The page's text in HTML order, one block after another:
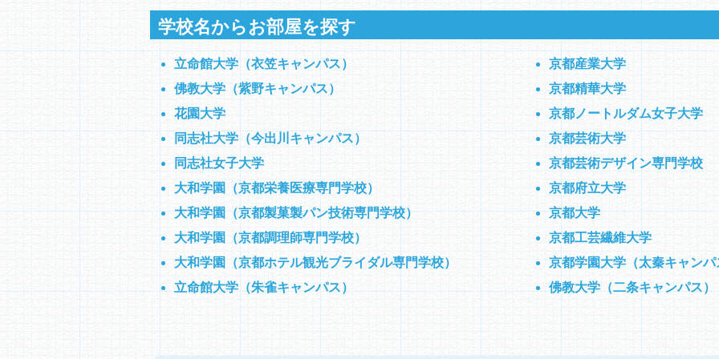
学校名からお部屋を探す
立命館大学（衣笠キャンパス）
京都産業大学
佛教大学（紫野キャンパス）
京都精華大学
花園大学
京都ノートルダム女子大学
同志社大学（今出川キャンパス）
京都芸術大学
同志社女子大学
京都芸術デザイン専門学校
大和学園（京都栄養医療専門学校）
京都府立大学
大和学園（京都製菓製パン技術専門学校）
京都大学
大和学園（京都調理師専門学校）
京都工芸繊維大学
大和学園（京都ホテル観光ブライダル専門学校）
京都学園大学（太秦キャンパ
立命館大学（朱雀キャンパス）
佛教大学（二条キャンパス）